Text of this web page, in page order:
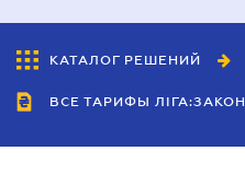
КАТАЛОГ РЕШЕНИЙ
ВСЕ ТАРИФЫ ЛІГА:ЗАКОН